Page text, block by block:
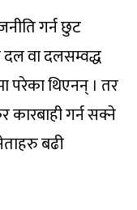
गर्न छुट
दल वा दलसम्वद्ध
परेका थिएनन् । तर
गर्न सक्ने
बढी